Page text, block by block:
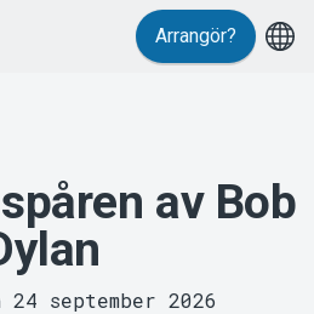
Arrangör?
av Bob
24 september 2026